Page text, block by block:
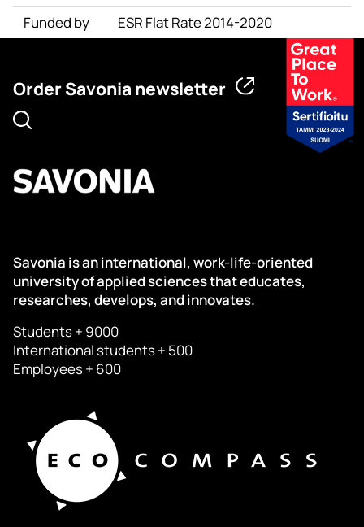
Funded by
ESR Flat Rate 2014-2020
Order Savonia newsletter
Savonia is an international, work-life-oriented
university of applied sciences that educates,
researches, develops, and innovates.
Students + 9000
International students + 500
Employees + 600